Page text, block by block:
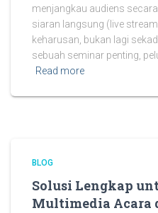
menjangkau audiens
siaran langsung (live
keharusan, bukan lagi
sebuah seminar penting,
Read more
BLOG
Solusi Lengkap
Multimedia Acara